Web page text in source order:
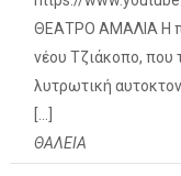
ΘΕΑΤΡΟ ΑΜΑΛΙΑ Η
νέου Τζιάκοπο, που
λυτρωτική
ΘΑΛΕΙΑ